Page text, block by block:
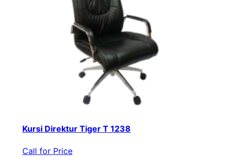
Kursi Direktur Tiger T 1238
Call for Price